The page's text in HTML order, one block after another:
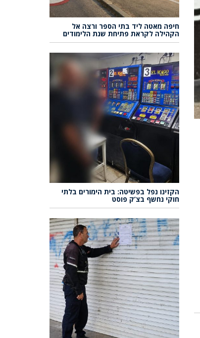
חיפה מאטה ליד בתי הספר ורצה אל
הקהילה לקראת פתיחת שנת הלימודים
הקזינו נפל בפשיטה: בית הימורים בלתי
חוקי נחשף בצ’ק פוסט